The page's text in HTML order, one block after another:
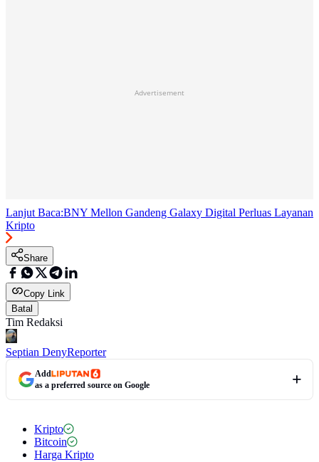
Advertisement
Lanjut Baca:BNY Mellon Gandeng Galaxy Digital Perluas Layanan
Kripto
Share
Copy Link
Batal
Tim Redaksi
Septian DenyReporter
Add
as a preferred source on Google
Kripto
Bitcoin
Harga Kripto